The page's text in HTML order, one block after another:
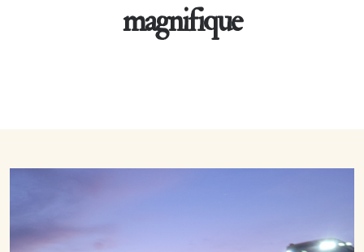
magnifique